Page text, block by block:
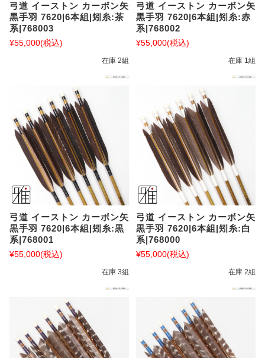
弓道 イーストン カーボン矢
黒手羽 7620|6本組|矧糸:茶
系|768003
¥55,000(税込)
在庫 2組
弓道 イーストン カーボン矢
黒手羽 7620|6本組|矧糸:赤
系|768002
¥55,000(税込)
在庫 1組
弓道 イーストン カーボン矢
黒手羽 7620|6本組|矧糸:黒
系|768001
¥55,000(税込)
在庫 3組
弓道 イーストン カーボン矢
黒手羽 7620|6本組|矧糸:白
系|768000
¥55,000(税込)
在庫 2組